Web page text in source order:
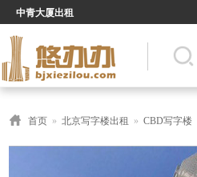
中青大厦出租
首页 » 北京写字楼出租 » CBD写字楼